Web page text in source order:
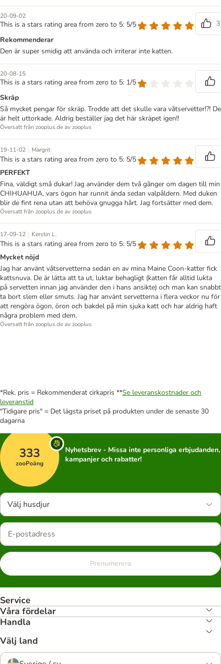
20-09-02
This is a stars rating area from zero to 5: 5/5
3
Rekommenderar
Den är super smidig att använda och irriterar inte katten.
20-08-15
This is a stars rating area from zero to 5: 1/5
Skräp
Så mycket pengar för skräp. Trodde att det skulle vara våtservetter!?! De
är helt uttorkade. Aldrig beställer jag det här skräpet igen!!
Översatt från zooplus.de av zooplus
19-11-02 | Margrit
This is a stars rating area from zero to 5: 5/5
PERFEKT
Fina, väldigt små dukar! Jag använder dem två gånger om dagen till min
CHIHUAHUA, vars ögon har runnit ända sedan valpåldern. Med duken
blir de fint rena utan att behöva gnugga hårt. Jag fortsätter med dem.
Översatt från zooplus.de av zooplus
17-09-12 | Kerstin L.
This is a stars rating area from zero to 5: 5/5
Mycket nöjd
Jag har använt våtservetterna sedan en av mina Maine Coon-katter fick
kattsnuva. De är lätta att ta ut, luktar behagligt (katten får alltid lukta
på servetten innan jag använder den i hans ansikte) och man kan snabbt
ta bort slem eller smuts. Jag har använt servetterna i flera veckor nu för
att rengöra ögon, öron och bakdel på min sjuka katt och har aldrig haft
några problem med dem.
Översatt från zooplus.de av zooplus
*Rek. pris = Rekommenderat cirkapris **Se leveranskostnader och
leveranstid
"Tidigare pris" = Det lägsta priset på produkten under de senaste 30
dagarna
333
zooPoäng
Nyhetsbrev - Missa inte personliga erbjudanden,
kampanjer och rabatter!
Välj husdjur
Prenumerera
Service
Våra fördelar
Handla
Välj land